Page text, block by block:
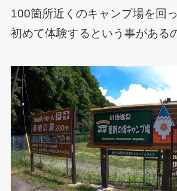
100箇所近くのキャンプ場を回
初めて体験するという事がある